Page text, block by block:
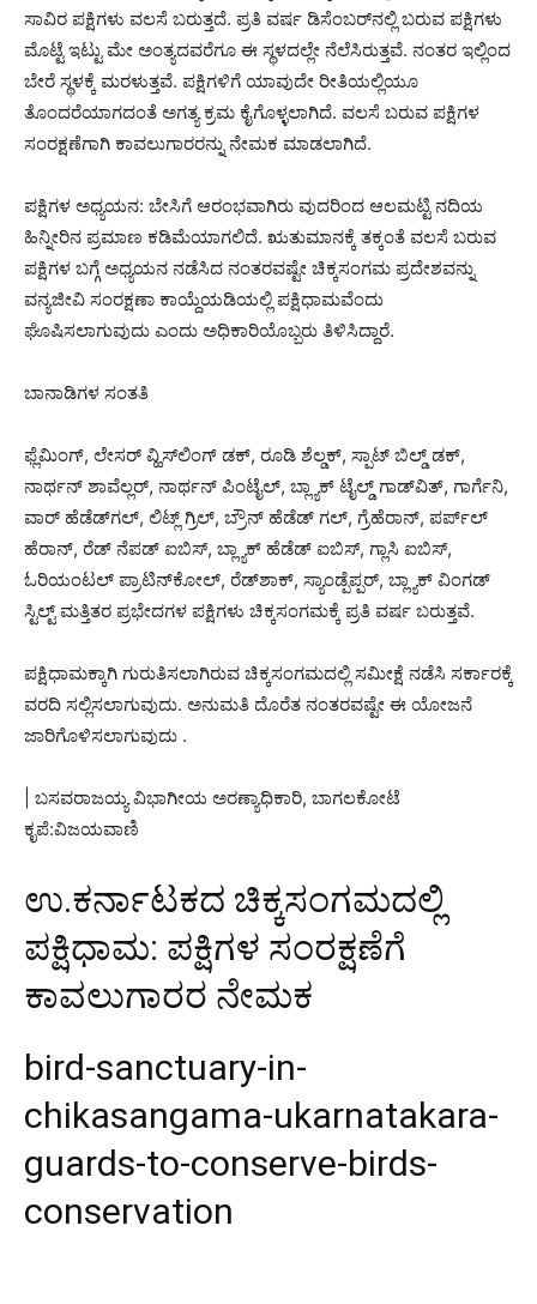
ಸಾವಿರ ಪಕ್ಷಿಗಳು ವಲಸೆ ಬರುತ್ತದೆ. ಪ್ರತಿ ವರ್ಷ ಡಿಸೆಂಬರ್​ನಲ್ಲಿ ಬರುವ ಪಕ್ಷಿಗಳು
ಮೊಟ್ಟೆ ಇಟ್ಟು ಮೇ ಅಂತ್ಯದವರೆಗೂ ಈ ಸ್ಥಳದಲ್ಲೇ ನೆಲೆಸಿರುತ್ತವೆ. ನಂತರ ಇಲ್ಲಿಂದ
ಬೇರೆ ಸ್ಥಳಕ್ಕೆ ಮರಳುತ್ತವೆ. ಪಕ್ಷಿಗಳಿಗೆ ಯಾವುದೇ ರೀತಿಯಲ್ಲಿಯೂ
ತೊಂದರೆಯಾಗದಂತೆ ಅಗತ್ಯ ಕ್ರಮ ಕೈಗೊಳ್ಳಲಾಗಿದೆ. ವಲಸೆ ಬರುವ ಪಕ್ಷಿಗಳ
ಸಂರಕ್ಷಣೆಗಾಗಿ ಕಾವಲುಗಾರರನ್ನು ನೇಮಕ ಮಾಡಲಾಗಿದೆ.
ಪಕ್ಷಿಗಳ ಅಧ್ಯಯನ: ಬೇಸಿಗೆ ಆರಂಭವಾಗಿರು ವುದರಿಂದ ಆಲಮಟ್ಟಿ ನದಿಯ
ಹಿನ್ನೀರಿನ ಪ್ರಮಾಣ ಕಡಿಮೆಯಾಗಲಿದೆ. ಋತುಮಾನಕ್ಕೆ ತಕ್ಕಂತೆ ವಲಸೆ ಬರುವ
ಪಕ್ಷಿಗಳ ಬಗ್ಗೆ ಅಧ್ಯಯನ ನಡೆಸಿದ ನಂತರವಷ್ಟೇ ಚಿಕ್ಕಸಂಗಮ ಪ್ರದೇಶವನ್ನು
ವನ್ಯಜೀವಿ ಸಂರಕ್ಷಣಾ ಕಾಯ್ದೆಯಡಿಯಲ್ಲಿ ಪಕ್ಷಿಧಾಮವೆಂದು
ಘೊಷಿಸಲಾಗುವುದು ಎಂದು ಅಧಿಕಾರಿಯೊಬ್ಬರು ತಿಳಿಸಿದ್ದಾರೆ.
ಬಾನಾಡಿಗಳ ಸಂತತಿ
ಫ್ಲೆಮಿಂಗ್, ಲೇಸರ್ ವ್ಹಿಸ್​ಲಿಂಗ್ ಡಕ್, ರೂಡಿ ಶೆಲ್ಡಕ್, ಸ್ಪಾಟ್ ಬಿಲ್ಡ್ ಡಕ್,
ನಾರ್ಥನ್ ಶಾವೆಲ್ಲರ್, ನಾರ್ಥನ್ ಪಿಂಟೈಲ್, ಬ್ಲ್ಯಾಕ್ ಟೈಲ್ಡ್ ಗಾಡ್​ವಿತ್, ಗಾರ್ಗೆನಿ,
ವಾರ್ ಹೆಡೆಡ್​ಗಲ್, ಲಿಟ್ಲ್ ಗ್ರಿಲ್, ಬ್ರೌನ್ ಹೆಡೆಡ್ ಗಲ್, ಗ್ರೆಹೆರಾನ್, ಪರ್ಪ್​ಲ್
ಹೆರಾನ್, ರೆಡ್ ನೆಪಡ್ ಐಬಿಸ್, ಬ್ಲ್ಯಾಕ್ ಹೆಡೆಡ್ ಐಬಿಸ್, ಗ್ಲಾಸಿ ಐಬಿಸ್,
ಓರಿಯಂಟಲ್ ಪ್ರಾಟಿನ್​ಕೋಲ್, ರೆಡ್​ಶಾಕ್, ಸ್ಯಾಂಡ್ಪೆಪ್ಪರ್, ಬ್ಲ್ಯಾಕ್ ವಿಂಗಡ್
ಸ್ಟಿಲ್ಟ್ ಮತ್ತಿತರ ಪ್ರಭೇದಗಳ ಪಕ್ಷಿಗಳು ಚಿಕ್ಕಸಂಗಮಕ್ಕೆ ಪ್ರತಿ ವರ್ಷ ಬರುತ್ತವೆ.
ಪಕ್ಷಿಧಾಮಕ್ಕಾಗಿ ಗುರುತಿಸಲಾಗಿರುವ ಚಿಕ್ಕಸಂಗಮದಲ್ಲಿ ಸಮೀಕ್ಷೆ ನಡೆಸಿ ಸರ್ಕಾರಕ್ಕೆ
ವರದಿ ಸಲ್ಲಿಸಲಾಗುವುದು. ಅನುಮತಿ ದೊರೆತ ನಂತರವಷ್ಟೇ ಈ ಯೋಜನೆ
ಜಾರಿಗೊಳಿಸಲಾಗುವುದು .
| ಬಸವರಾಜಯ್ಯ ವಿಭಾಗೀಯ ಅರಣ್ಯಾಧಿಕಾರಿ, ಬಾಗಲಕೋಟೆ
ಕೃಪೆ:ವಿಜಯವಾಣಿ
ಉ.ಕರ್ನಾಟಕದ ಚಿಕ್ಕಸಂಗಮದಲ್ಲಿ
ಪಕ್ಷಿಧಾಮ: ಪಕ್ಷಿಗಳ ಸಂರಕ್ಷಣೆಗೆ
ಕಾವಲುಗಾರರ ನೇಮಕ
bird-sanctuary-in-
chikasangama-ukarnatakara-
guards-to-conserve-birds-
conservation